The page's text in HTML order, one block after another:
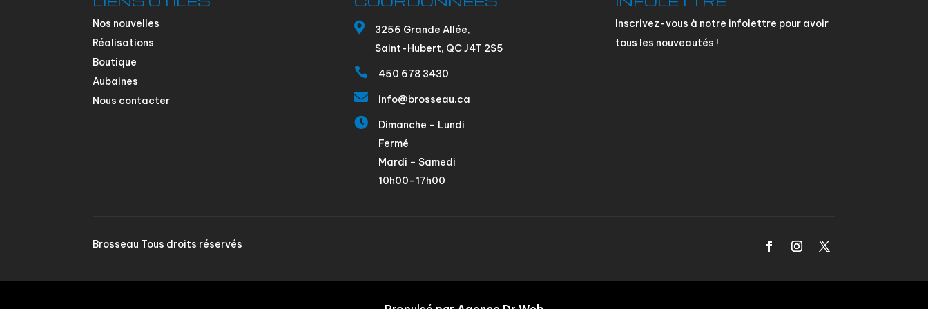
Nos nouvelles
Réalisations
Boutique
Aubaines
Nous contacter

3256 Grande Allée,
Saint-Hubert, QC J4T 2S5
 450 678 3430
 info@brosseau.ca

Dimanche – Lundi
Fermé
Mardi – Samedi
10h00–17h00
Inscrivez-vous à notre infolettre pour avoir
tous les nouveautés !
Brosseau Tous droits réservés